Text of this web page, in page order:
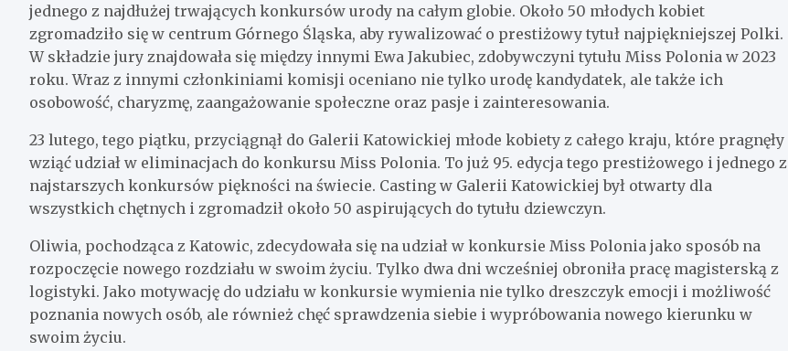
jednego z najdłużej trwających konkursów urody na całym globie. Około 50 młodych kobiet
zgromadziło się w centrum Górnego Śląska, aby rywalizować o prestiżowy tytuł najpiękniejszej Polki.
W składzie jury znajdowała się między innymi Ewa Jakubiec, zdobywczyni tytułu Miss Polonia w 2023
roku. Wraz z innymi członkiniami komisji oceniano nie tylko urodę kandydatek, ale także ich
osobowość, charyzmę, zaangażowanie społeczne oraz pasje i zainteresowania.
23 lutego, tego piątku, przyciągnął do Galerii Katowickiej młode kobiety z całego kraju, które pragnęły
wziąć udział w eliminacjach do konkursu Miss Polonia. To już 95. edycja tego prestiżowego i jednego z
najstarszych konkursów piękności na świecie. Casting w Galerii Katowickiej był otwarty dla
wszystkich chętnych i zgromadził około 50 aspirujących do tytułu dziewczyn.
Oliwia, pochodząca z Katowic, zdecydowała się na udział w konkursie Miss Polonia jako sposób na
rozpoczęcie nowego rozdziału w swoim życiu. Tylko dwa dni wcześniej obroniła pracę magisterską z
logistyki. Jako motywację do udziału w konkursie wymienia nie tylko dreszczyk emocji i możliwość
poznania nowych osób, ale również chęć sprawdzenia siebie i wypróbowania nowego kierunku w
swoim życiu.